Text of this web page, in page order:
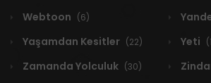
Webtoon (6)
Yaşamdan Kesitler (22) Yeti
Zamanda Yolculuk (30)